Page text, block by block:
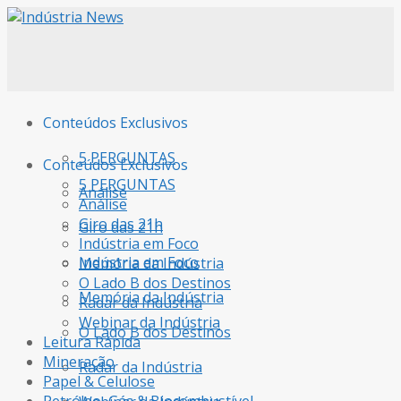
Conteúdos Exclusivos
5 PERGUNTAS
Análise
Giro das 21h
Indústria em Foco
Memória da Indústria
O Lado B dos Destinos
Radar da Indústria
Conteúdos Exclusivos
5 PERGUNTAS
Análise
Giro das 21h
Indústria em Foco
Memória da Indústria
O Lado B dos Destinos
Radar da Indústria
Webinar da Indústria
Leitura Rápida
Mineração
Papel & Celulose